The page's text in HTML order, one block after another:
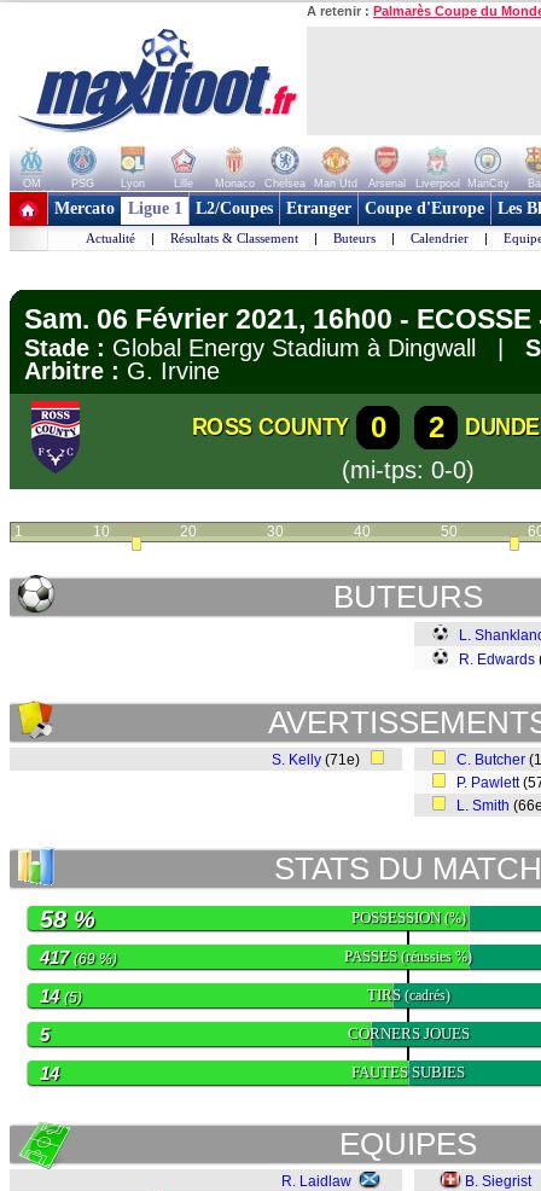
A retenir : Palmarès Coupe du
OM PSG Lyon Lille Monaco Chelsea Man Utd Arsenal Liverpool ManCity
+ de clubs
Mercato Ligue 1 L2/Coupes Etranger Coupe d'Europe Les
Actualité | Résultats & Classement | Buteurs | Calendrier |
Sam. 06 Février 2021, 16h00 -
Stade : Global Energy Stadium à Dingwall |
Arbitre : G. Irvine
ROSS COUNTY 0 2
(mi-tps: 0-0)
1 10 20 30 40 50
BUTEURS
L.
R. Edwards
S. Kelly (71e) C. Butcher
P. Pawlett
L. Smith
STATS DU MATCH
POSSESSION(%)
58 %
PASSES(réussies %)
417(69 %)
TIRS(cadrés)
14 (5)
CORNERS JOUES
5
FAUTES SUBIES
14
EQUIPES
R. Laidlaw
B. Siegrist